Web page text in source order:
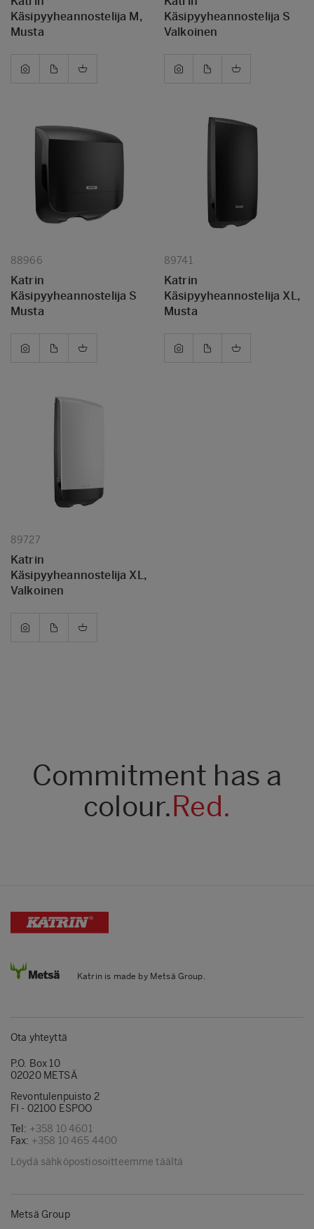
Käsipyyheannostelija M,
Musta
Käsipyyheannostelija S
Valkoinen
88966
Katrin
Käsipyyheannostelija S
Musta
89741
Katrin
Käsipyyheannostelija XL,
Musta
89727
Katrin
Käsipyyheannostelija XL,
Valkoinen
Commitment has a
colour.Red.
Katrin is made by Metsä Group.
Ota yhteyttä
P.O. Box 10
02020 METSÄ
Revontulenpuisto 2
FI - 02100 ESPOO
Tel: +358 10 4601
Fax: +358 10 465 4400
Löydä sähköpostiosoitteemme täältä
Metsä Group